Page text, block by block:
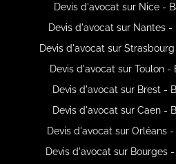
Devis d'avocat sur Nice -
Devis d'avocat sur Nantes
Devis d'avocat sur
Devis d'avocat sur Toulon -
Devis d'avocat sur Brest -
Devis d'avocat sur Caen -
Devis d'avocat sur Orléans
Devis d'avocat sur Bourges